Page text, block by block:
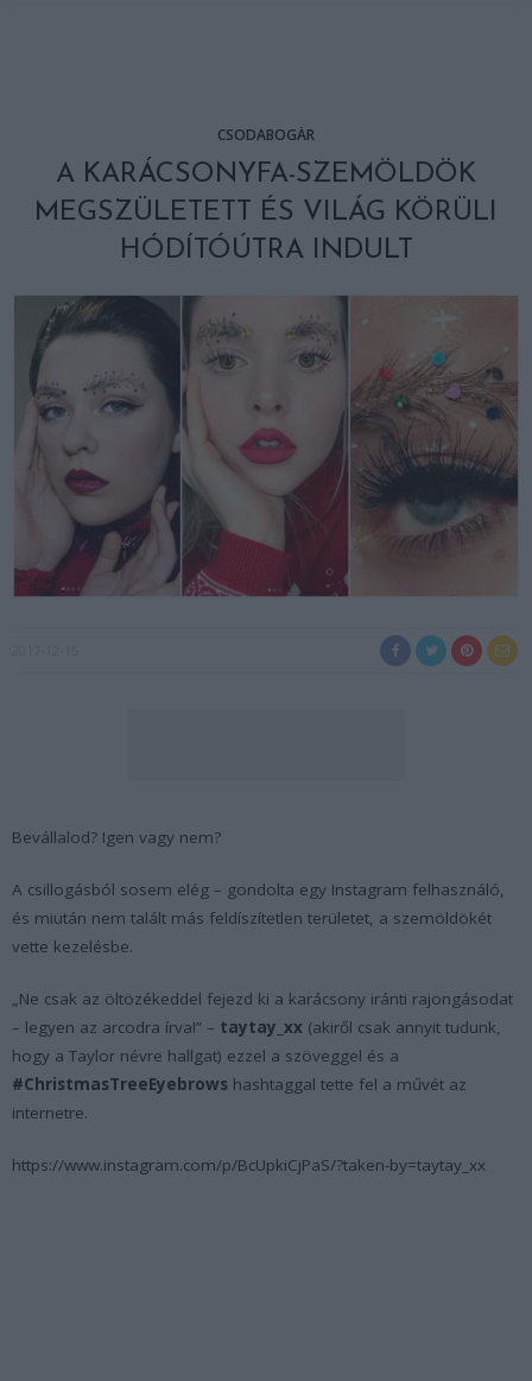
CSODABOGÁR
A KARÁCSONYFA-SZEMÖLDÖK
MEGSZÜLETETT ÉS VILÁG KÖRÜLI
HÓDÍTÓÚTRA INDULT
Bevállalod? Igen vagy nem?
A csillogásból sosem elég – gondolta egy Instagram felhasználó,
és miután nem talált más feldíszítetlen területet, a szemöldökét
vette kezelésbe.
„Ne csak az öltözékeddel fejezd ki a karácsony iránti rajongásodat
– legyen az arcodra írva!” – taytay_xx (akiről csak annyit tudunk,
hogy a Taylor névre hallgat) ezzel a szöveggel és a
#ChristmasTreeEyebrows hashtaggal tette fel a művét az
internetre.
https://www.instagram.com/p/BcUpkiCjPaS/?taken-by=taytay_xx